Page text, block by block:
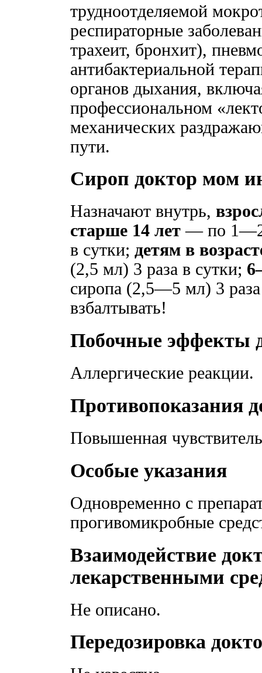
трудноотделяемой
респираторные
трахеит, бронхит),
антибактериальной
органов дыхания,
профессиональном
механических
пути.
Сироп доктор мoм
Назначают внутрь,
старше 14 лет — по 1—2
в сутки; детям в
(2,5 мл) 3 раза в сутки;
сиропа (2,5—5 мл) 3
взбалтывать!
Побочные эффекты
Аллергические реакции.
Противопоказания
Повышенная
Особые указания
Одновременно с
прогивомикробные
Взаимодействие
лекарственными
Не описано.
Передозировка